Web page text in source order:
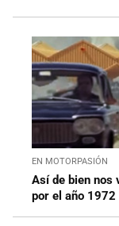
EN MOTORPASIÓN
Así de bien nos
por el año 1972